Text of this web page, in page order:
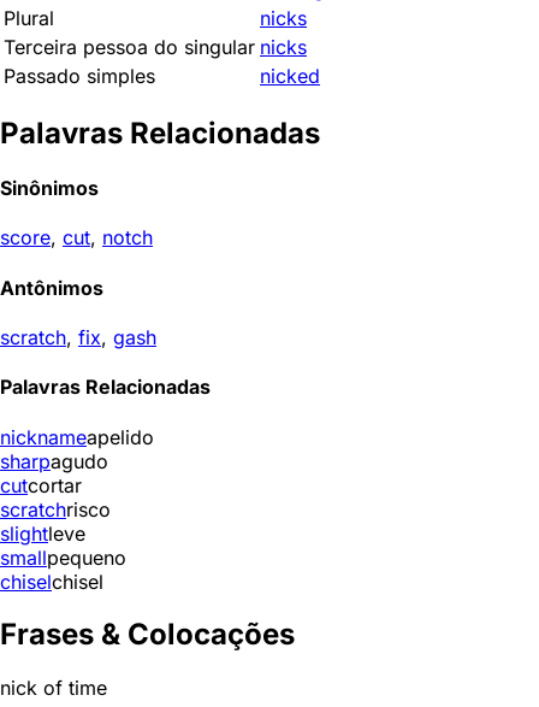
Plural
nicks
Terceira pessoa do singular nicks
Passado simples
nicked
Palavras Relacionadas
Sinônimos
score, cut, notch
Antônimos
scratch, fix, gash
Palavras Relacionadas
nicknameapelido
sharpagudo
cutcortar
scratchrisco
slightleve
smallpequeno
chiselchisel
Frases & Colocações
nick of time